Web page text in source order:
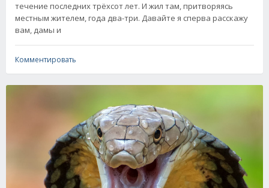
течение последних трёхсот лет. И жил там, притворяясь
местным жителем, года два-три. Давайте я сперва расскажу
вам, дамы и
Комментировать